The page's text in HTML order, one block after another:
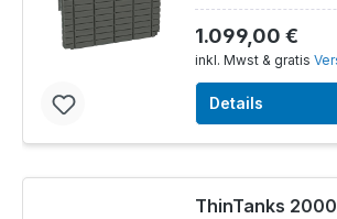
1.099,00 €
inkl. Mwst & gratis
Details
ThinTanks